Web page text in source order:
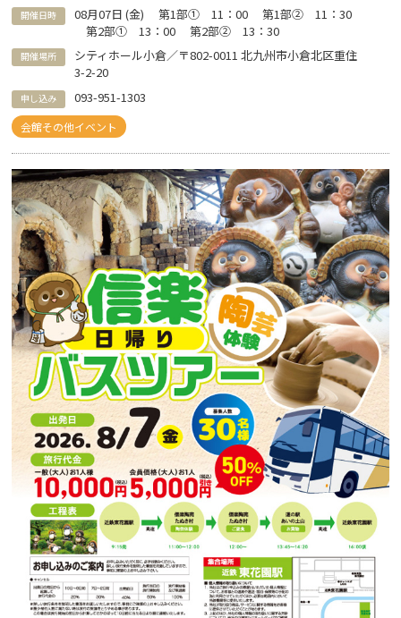
開催日時 08月07日 (金) 第1部① 11：00 第1部② 11：30
第2部① 13：00 第2部② 13：30
開催場所
シティホール小倉／〒802-0011 北九州市小倉北区重住
3-2-20
申し込み 093-951-1303
会館その他イベント